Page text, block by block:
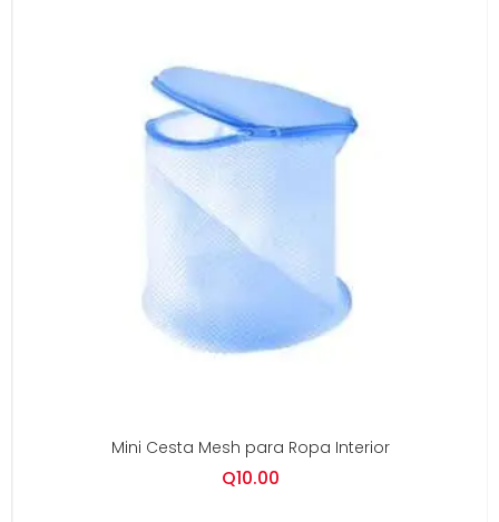
Mini Cesta Mesh para Ropa Interior
Q10.00